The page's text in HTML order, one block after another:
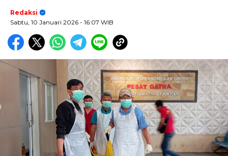
Redaksi
Sabtu, 10 Januari 2026 - 16:07 WIB